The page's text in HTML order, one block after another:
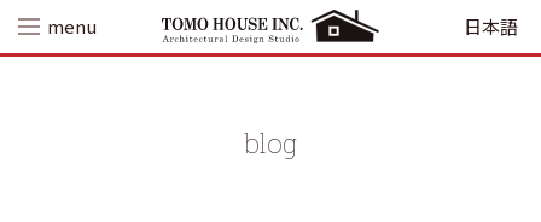
content
menu 日本語
blog